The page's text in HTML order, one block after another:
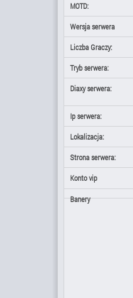
MOTD:
Wersja serwera
Liczba Graczy:
Tryb serwera:
Diaxy serwera:
Ip serwera:
Lokalizacja:
Strona serwera:
Konto vip
Banery